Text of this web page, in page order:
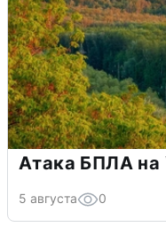
Атака БПЛА на
5 августа 0